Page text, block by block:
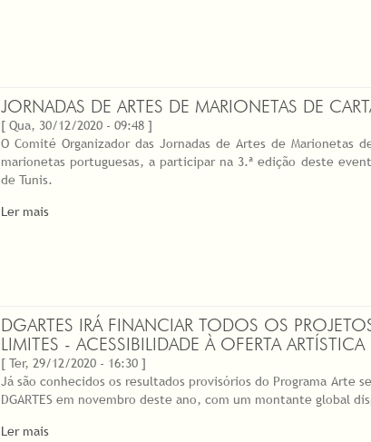
JORNADAS DE ARTES DE MARIONETAS DE
[ Qua, 30/12/2020 - 09:48 ]
O Comité Organizador das Jornadas de Artes de Marionetas
marionetas portuguesas, a participar na 3.ª edição deste
de Tunis.
Ler mais
DGARTES IRÁ FINANCIAR TODOS OS
LIMITES - ACESSIBILIDADE À OFERTA ARTÍSTICA
[ Ter, 29/12/2020 - 16:30 ]
Já são conhecidos os resultados provisórios do Programa
DGARTES em novembro deste ano, com um montante global
Ler mais